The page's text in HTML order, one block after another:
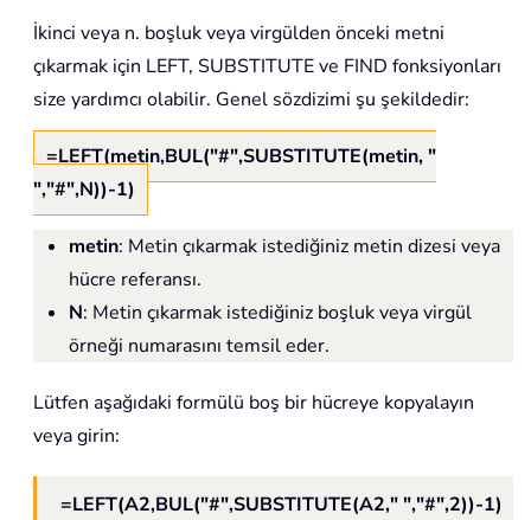
İkinci veya n. boşluk veya virgülden önceki metni
çıkarmak için LEFT, SUBSTITUTE ve FIND fonksiyonları
size yardımcı olabilir. Genel sözdizimi şu şekildedir:
=LEFT(metin,BUL("#",SUBSTITUTE(metin, "
","#",N))-1)
metin: Metin çıkarmak istediğiniz metin dizesi veya
hücre referansı.
N: Metin çıkarmak istediğiniz boşluk veya virgül
örneği numarasını temsil eder.
Lütfen aşağıdaki formülü boş bir hücreye kopyalayın
veya girin:
=LEFT(A2,BUL("#",SUBSTITUTE(A2," ","#",2))-1)